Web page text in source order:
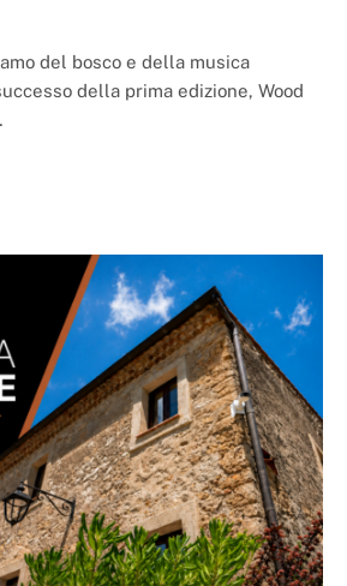
del bosco e della musica
della prima edizione, Wood